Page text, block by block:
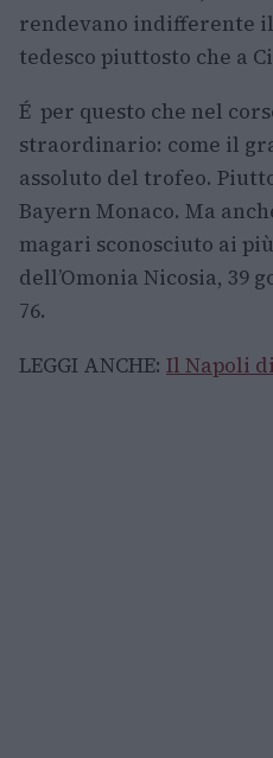
rendevano indifferente
tedesco piuttosto che a
É per questo che nel
straordinario: come il
assoluto del trofeo.
Bayern Monaco. Ma
magari sconosciuto ai
dell’Omonia Nicosia, 39
76.
LEGGI ANCHE: Il Napoli